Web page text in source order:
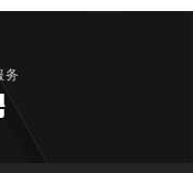
务